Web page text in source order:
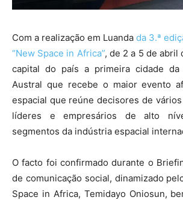
Com a realização em Luanda da 3.ª
“New Space in Africa”, de 2 a 5 de abril
capital do país a primeira cidade
Austral que recebe o maior evento
espacial que reúne decisores de
líderes e empresários de alto
segmentos da indústria espacial
O facto foi confirmado durante o
de comunicação social, dinamizado
Space in Africa, Temidayo Oniosun,